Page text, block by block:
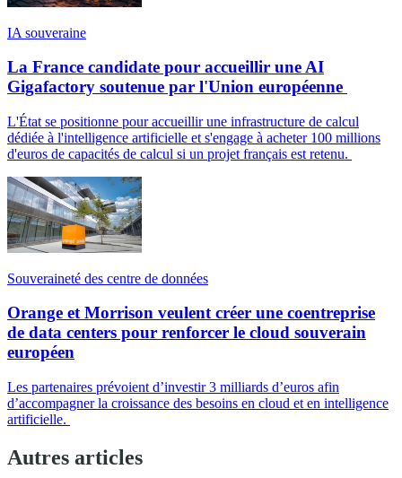
IA souveraine
La France candidate pour accueillir une AI
Gigafactory soutenue par l'Union européenne
L'État se positionne pour accueillir une infrastructure de calcul
dédiée à l'intelligence artificielle et s'engage à acheter 100 millions
d'euros de capacités de calcul si un projet français est retenu.
Souveraineté des centre de données
Orange et Morrison veulent créer une coentreprise
de data centers pour renforcer le cloud souverain
européen
Les partenaires prévoient d’investir 3 milliards d’euros afin
d’accompagner la croissance des besoins en cloud et en intelligence
artificielle.
Autres articles